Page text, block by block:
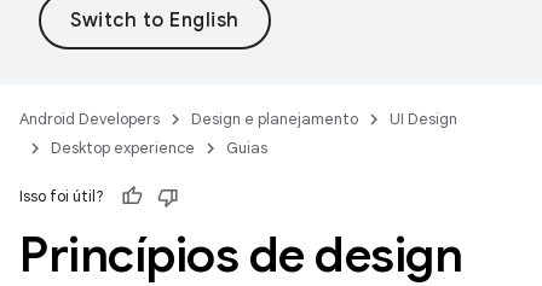
Android Developers Design e planejamento
UI Design
Desktop experience
Guias
Isso foi útil?
Princípios de design